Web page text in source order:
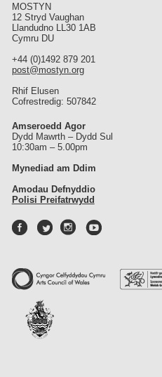
MOSTYN
12 Stryd Vaughan
Llandudno LL30 1AB
Cymru DU
+44 (0)1492 879 201
post@mostyn.org
Rhif Elusen
Cofrestredig: 507842
Amseroedd Agor
Dydd Mawrth – Dydd Sul
10:30am – 5.00pm
Mynediad am Ddim
Amodau Defnyddio
Polisi Preifatrwydd